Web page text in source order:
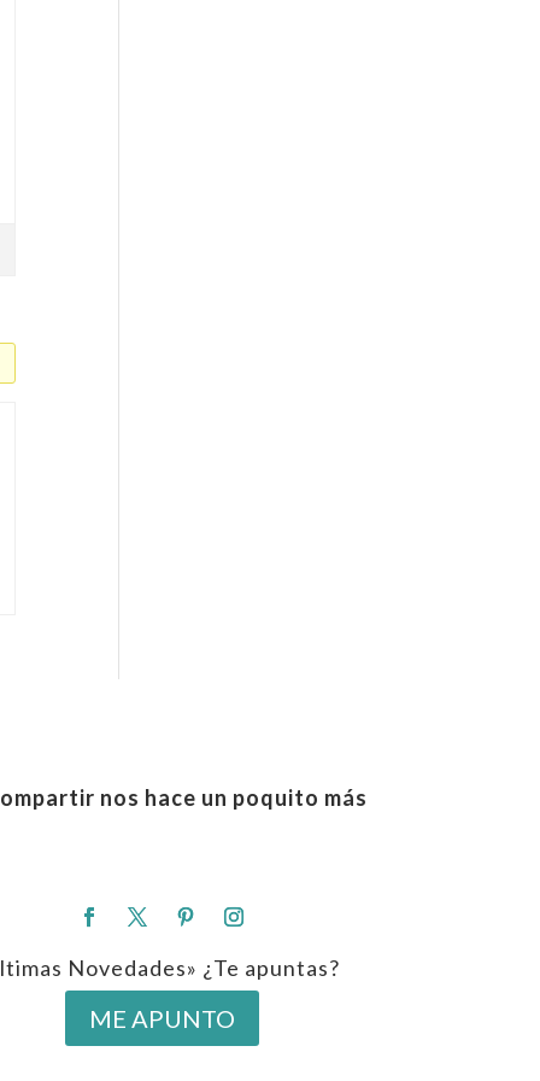
nos hace un poquito más
Novedades» ¿Te apuntas?
ME APUNTO